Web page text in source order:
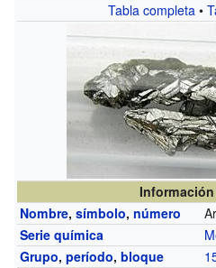
Tabla completa •
Nombre,símbolo,número
Serie química
Grupo,período,bloque